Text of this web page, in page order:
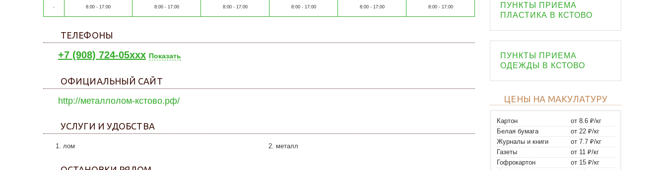
- 8:00 - 17:00 8:00 - 17:00 8:00 - 17:00 8:00 - 17:00 8:00 - 17:00 8:00 - 17:00
ТЕЛЕФОНЫ
+7 (908) 724-05xxx Показать
ОФИЦИАЛЬНЫЙ САЙТ
http://металлолом-кстово.рф/
УСЛУГИ И УДОБСТВА
лом металл
ПУНКТЫ ПРИЕМА
ПЛАСТИКА В КСТОВО
ПУНКТЫ ПРИЕМА
ОДЕЖДЫ В КСТОВО
ЦЕНЫ НА МАКУЛАТУРУ
Картон
от 8.6 ₽/кг
Белая бумага
от 22 ₽/кг
Журналы и книги
от 7.7 ₽/кг
Газеты
от 11 ₽/кг
Гофрокартон
от 15 ₽/кг